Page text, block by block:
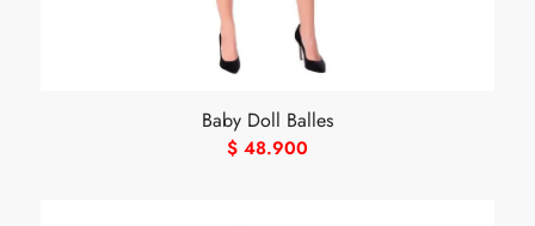
Baby Doll Balles
$48.900